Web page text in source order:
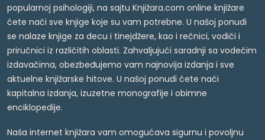
popularnoj psihologiji, na sajtu Knjižara.com online knjižare
ćete naći sve knjige koje su vam potrebne. U našoj ponudi
se nalaze knjige za decu i tinejdžere, kao i rečnici, vodiči i
priručnici iz različitih oblasti. Zahvaljujući saradnji sa vodećim
izdavačima, obezbeđujemo vam najnovija izdanja i sve
aktuelne knjižarske hitove. U našoj ponudi ćete naći
kapitalna izdanja, izuzetne monografije i obimne
enciklopedije.
Naša internet knjižara vam omogućava sigurnu i povoljnu